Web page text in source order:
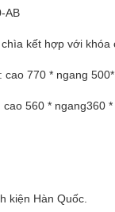
AB
kết hợp với khóa
770 * ngang 500*
560 * ngang360 *
kiện Hàn Quốc.